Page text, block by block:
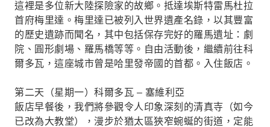
這裡是多位新大陸探險家的故鄉。抵達埃斯特雷馬杜拉
首府梅里達。梅里達已被列入世界遺產名錄，以其豐富
的歷史遺跡而聞名，其中包括保存完好的羅馬遺址：劇
院、圓形劇場、羅馬橋等等。自由活動後，繼續前往科
爾多瓦，這座城市曾是哈里發帝國的首都。入住飯店。
第二天（星期一）科爾多瓦 – 塞維利亞
飯店早餐後，我們將參觀令人印象深刻的清真寺（如今
已改為大教堂），漫步於猶太區狹窄蜿蜒的街道，定能